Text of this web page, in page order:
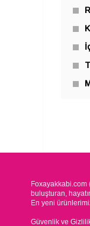
Foxayakkabi.com
buluşturan,
En yeni
Güvenlik ve